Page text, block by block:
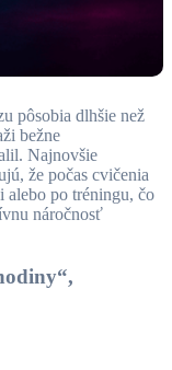
pôsobia dlhšie než
bežne
Najnovšie
že počas cvičenia
alebo po tréningu, čo
náročnosť